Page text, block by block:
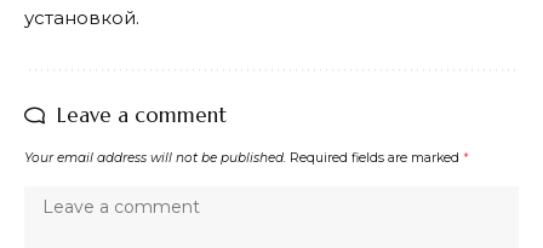
установкой.
Leave a comment
Your email address will not be published. Required fields are marked *